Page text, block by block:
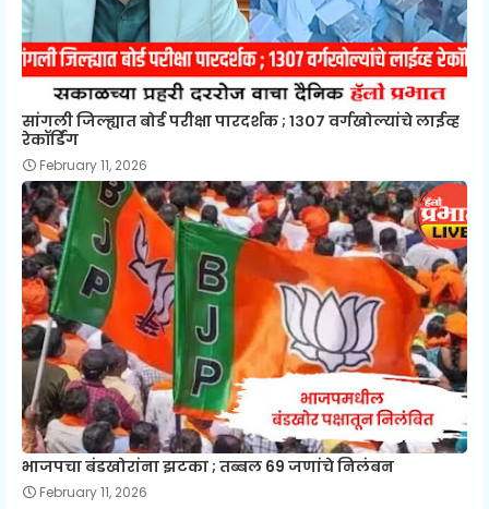
सांगली जिल्ह्यात बोर्ड परीक्षा पारदर्शक ; १३०७ वर्गखोल्यांचे लाईव्ह
रेकॉर्डिंग
February 11, 2026
भाजपचा बंडखोरांना झटका ; तब्बल 69 जणांचे निलंबन
February 11, 2026